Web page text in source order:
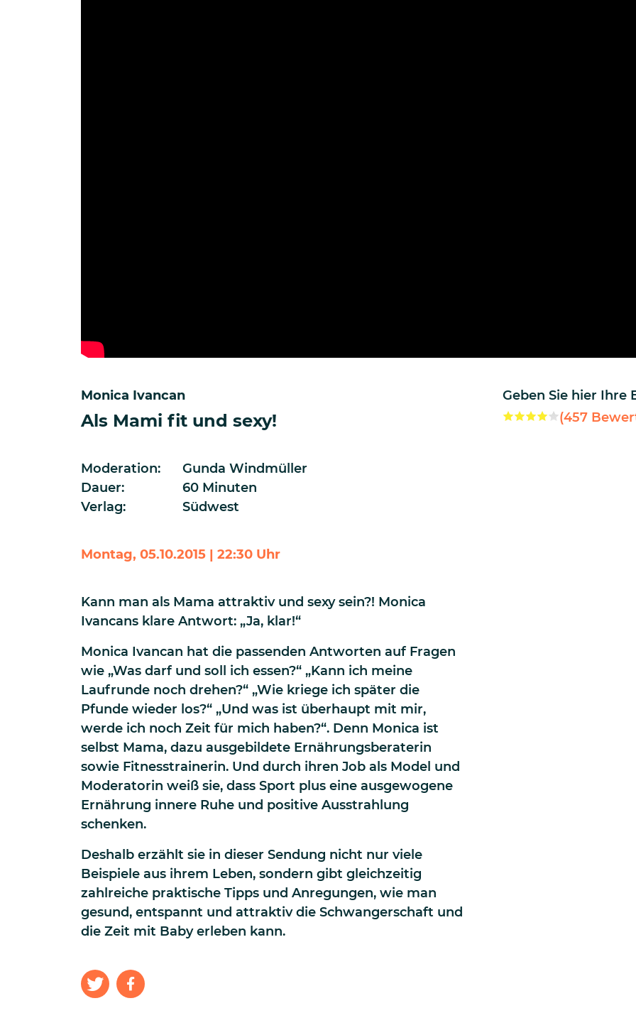
Geben Sie hier Ihre
(457
Monica Ivancan
Als Mami fit und sexy!
Moderation:
Gunda Windmüller
Dauer:
60 Minuten
Verlag:
Südwest
Montag, 05.10.2015 | 22:30 Uhr
Kann man als Mama attraktiv und sexy sein?! Monica
Ivancans klare Antwort: „Ja, klar!“
Monica Ivancan hat die passenden Antworten auf Fragen
wie „Was darf und soll ich essen?“ „Kann ich meine
Laufrunde noch drehen?“ „Wie kriege ich später die
Pfunde wieder los?“ „Und was ist überhaupt mit mir,
werde ich noch Zeit für mich haben?“. Denn Monica ist
selbst Mama, dazu ausgebildete Ernährungsberaterin
sowie Fitnesstrainerin. Und durch ihren Job als Model und
Moderatorin weiß sie, dass Sport plus eine ausgewogene
Ernährung innere Ruhe und positive Ausstrahlung
schenken.
Deshalb erzählt sie in dieser Sendung nicht nur viele
Beispiele aus ihrem Leben, sondern gibt gleichzeitig
zahlreiche praktische Tipps und Anregungen, wie man
gesund, entspannt und attraktiv die Schwangerschaft und
die Zeit mit Baby erleben kann.